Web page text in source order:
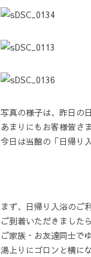
写真の様子は、昨日の
あまりにもお客様皆さ
今日は当館の「日帰り
まず、日帰り入浴のご
ご到着いただきました
ご家族・お友達同士で
湯上りにゴロンと横に